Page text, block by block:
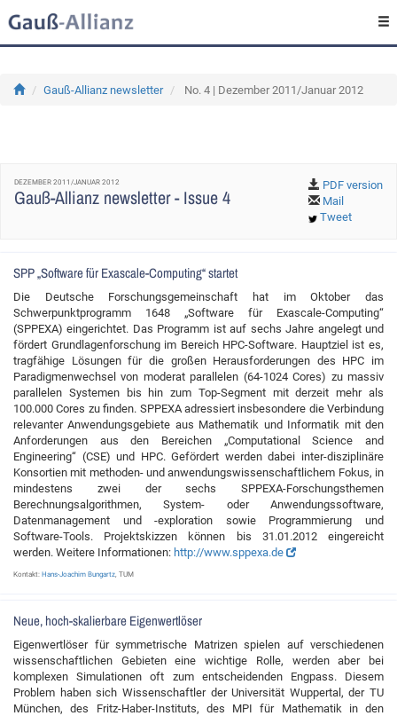
Gauß-Allianz newsletter No. 4 | Dezember 2011/Januar 2012
DEZEMBER 2011/JANUAR 2012
Gauß-Allianz newsletter - Issue 4
PDF version
Mail
Tweet
SPP „Software für Exascale-Computing“ startet
Die Deutsche Forschungsgemeinschaft hat im Oktober das
Schwerpunktprogramm 1648 „Software für Exascale-Computing“
(SPPEXA) eingerichtet. Das Programm ist auf sechs Jahre angelegt und
fördert Grundlagenforschung im Bereich HPC-Software. Hauptziel ist es,
tragfähige Lösungen für die großen Herausforderungen des HPC im
Paradigmenwechsel von moderat parallelen (64-1024 Cores) zu massiv
parallelen Systemen bis hin zum Top-Segment mit derzeit mehr als
100.000 Cores zu finden. SPPEXA adressiert insbesondere die Verbindung
relevanter Anwendungsgebiete aus Mathematik und Informatik mit den
Anforderungen aus den Bereichen „Computational Science and
Engineering“ (CSE) und HPC. Gefördert werden dabei inter-disziplinäre
Konsortien mit methoden- und anwendungswissenschaftlichem Fokus, in
mindestens zwei der sechs SPPEXA-Forschungsthemen
Berechnungsalgorithmen, System- oder Anwendungssoftware,
Datenmanagement und -exploration sowie Programmierung und
Software-Tools. Projektskizzen können bis 31.01.2012 eingereicht
werden. Weitere Informationen: http://www.sppexa.de
Kontakt: Hans-Joachim Bungartz, TUM
Neue, hoch-skalierbare Eigenwertlöser
Eigenwertlöser für symmetrische Matrizen spielen auf verschiedenen
wissenschaftlichen Gebieten eine wichtige Rolle, werden aber bei
komplexen Simulationen oft zum entscheidenden Engpass. Diesem
Problem haben sich Wissenschaftler der Universität Wuppertal, der TU
München, des Fritz-Haber-Instituts, des MPI für Mathematik in den